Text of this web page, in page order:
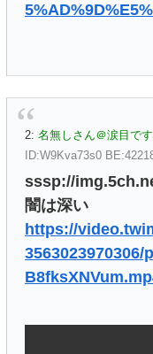
2: 名無しさん＠涙目で
ID:W9Kva73s0
sssp://
闇は深い
https://